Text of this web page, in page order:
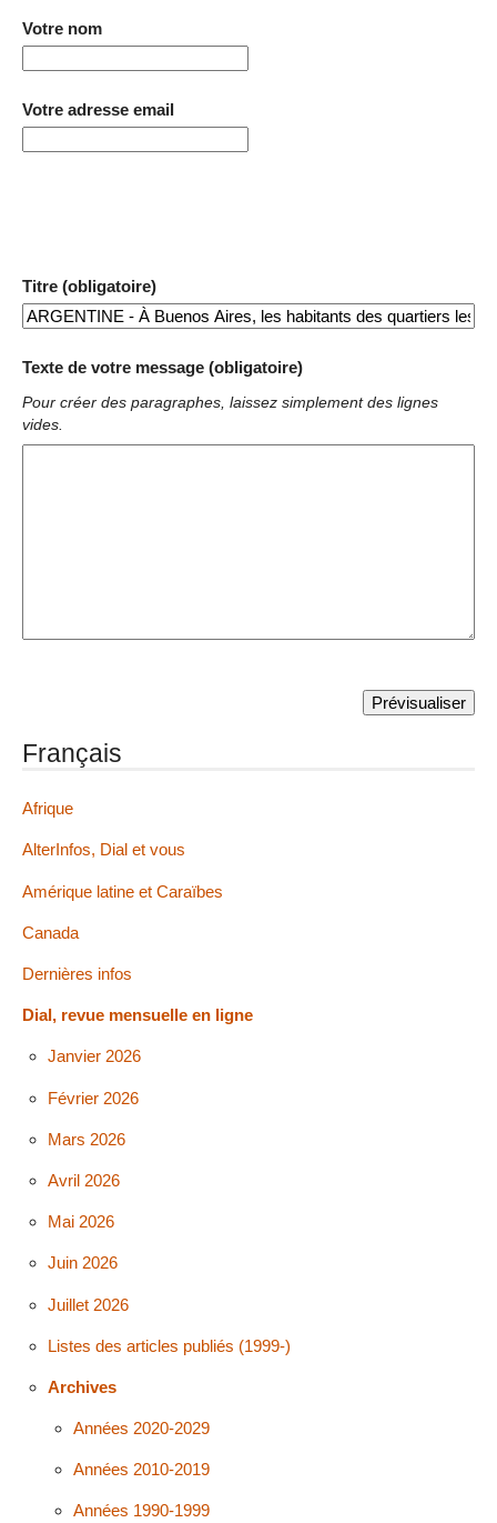
Votre nom
Votre adresse email
Titre (obligatoire)
Texte de votre message (obligatoire)
Pour créer des paragraphes, laissez simplement des lignes
vides.
Français
Afrique
AlterInfos, Dial et vous
Amérique latine et Caraïbes
Canada
Dernières infos
Dial, revue mensuelle en ligne
Janvier 2026
Février 2026
Mars 2026
Avril 2026
Mai 2026
Juin 2026
Juillet 2026
Listes des articles publiés (1999-)
Archives
Années 2020-2029
Années 2010-2019
Années 1990-1999